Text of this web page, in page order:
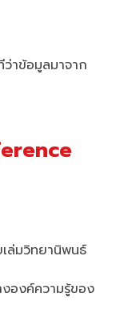
ว่าข้อมูลมาจาก
ล่มวิทยานิพนธ์
งองค์ความรู้ของ